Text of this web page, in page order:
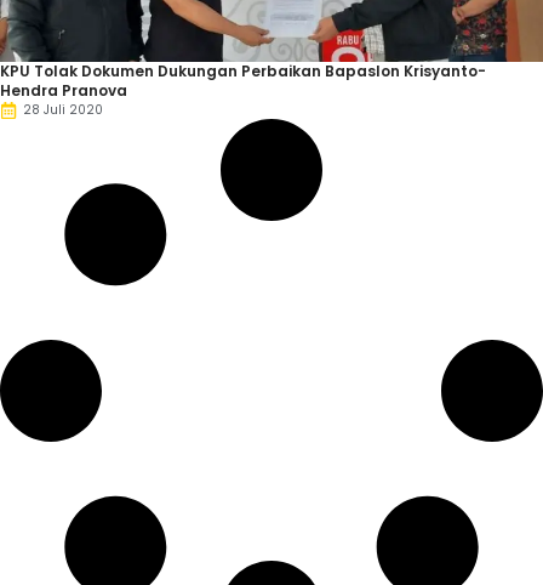
KPU Tolak Dokumen Dukungan Perbaikan Bapaslon Krisyanto-
Hendra Pranova
28 Juli 2020